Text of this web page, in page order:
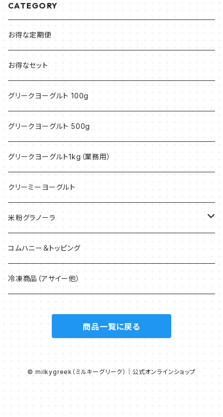
CATEGORY
お得な定期便
お得なセット
グリークヨーグルト 100g
グリークヨーグルト 500g
グリークヨーグルト1kg（業務用）
クリーミーヨーグルト
米粉グラノーラ
40g
200g
コムハニー＆トッピング
冷凍商品（アサイー他）
商品一覧に戻る
© milkygreek（ミルキーグリーク）｜公式オンラインショップ